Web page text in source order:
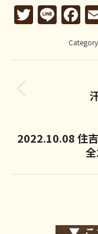
Twitter
Line
navigation
2022.10.08 住